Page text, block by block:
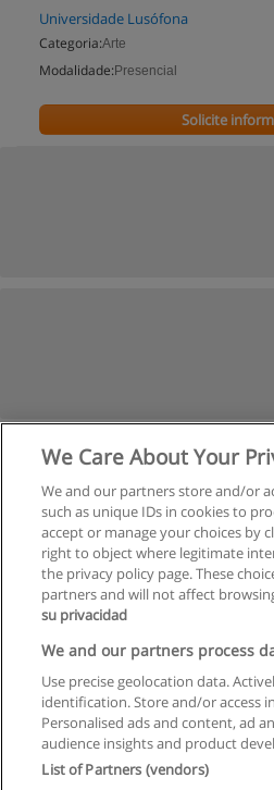
Universidade Lusófona
Categoria:Arte
Modalidade: Presencial
Solicite
Regras de
Privacidade de
Entrar em contato
Copyright © Educaedu Business
We Care About Your
We and our partners store and/or
such as unique IDs in cookies to
accept or manage your choices by
right to object where legitimate
the privacy policy page. These
partners and will not affect
su privacidad
We and our partners process
Use precise geolocation data.
identification. Store and/or access
Personalised ads and content, ad
audience insights and product
List of Partners (vendors)